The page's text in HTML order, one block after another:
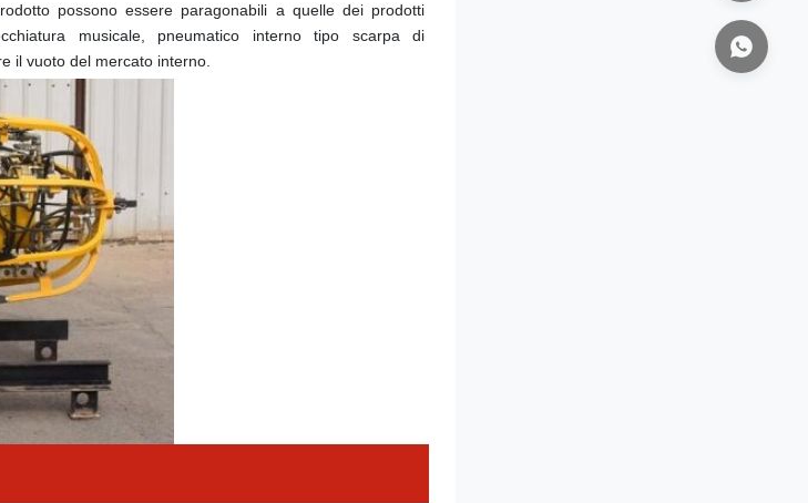
possono essere paragonabili a quelle dei prodotti
musicale, pneumatico interno tipo scarpa di
il vuoto del mercato interno.